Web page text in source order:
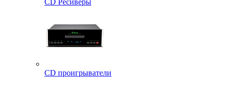
CD Ресиверы
CD проигрыватели